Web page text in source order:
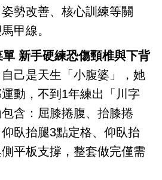
勢改善、核心訓練等關
甲線。
新手硬練恐傷頸椎與下背
己是天生「小腹婆」，她
動，不到1年練出「川字
含：屈膝捲腹、抬膝捲
臥抬腿3點定格、仰臥抬
平板支撐，整套做完僅需